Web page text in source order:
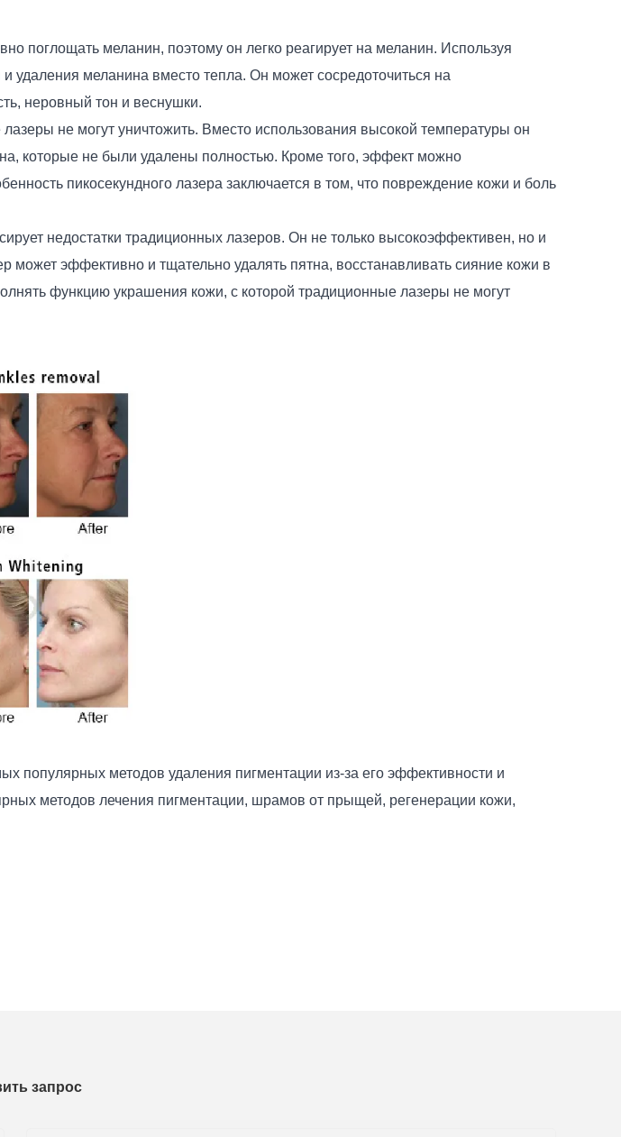
поглощать меланин, поэтому он легко реагирует на меланин. Используя
меланина вместо тепла. Он может сосредоточиться на
неровный тон и веснушки.
не могут уничтожить. Вместо использования высокой температуры он
которые не были удалены полностью. Кроме того, эффект можно
пикосекундного лазера заключается в том, что повреждение кожи и боль
недостатки традиционных лазеров. Он не только высокоэффективен, но и
может эффективно и тщательно удалять пятна, восстанавливать сияние кожи в
функцию украшения кожи, с которой традиционные лазеры не могут
популярных методов удаления пигментации из-за его эффективности и
методов лечения пигментации, шрамов от прыщей, регенерации кожи,
запрос